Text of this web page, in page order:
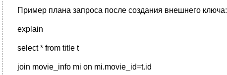
Пример плана запроса после создания внешнего ключа:
explain
select * from title t
join movie_info mi on mi.movie_id=t.id